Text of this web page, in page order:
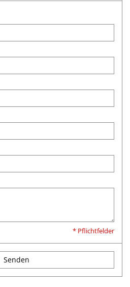
* Pflichtfelder
Senden